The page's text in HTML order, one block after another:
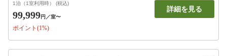
1泊（1室利用時） (税込)
99,999円 ／室〜
ポイント(1%)
詳細を見る